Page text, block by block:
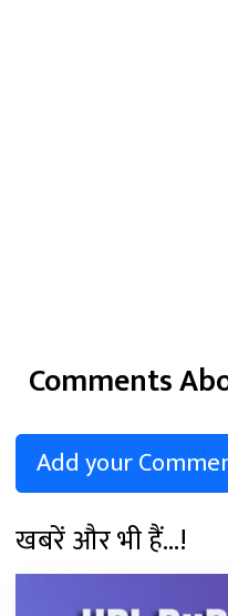
Comments
Add your
खबरें और भी हैं...!